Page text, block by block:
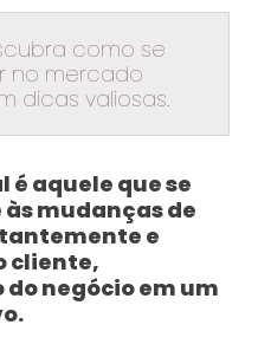
como se
no mercado
dicas valiosas.
aquele que se
mudanças de
e
cliente,
negócio em um